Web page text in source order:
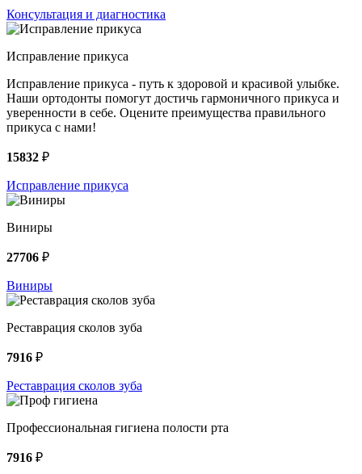
Консультация и диагностика
Исправление прикуса
Исправление прикуса - путь к здоровой и красивой улыбке.
Наши ортодонты помогут достичь гармоничного прикуса и
уверенности в себе. Оцените преимущества правильного
прикуса с нами!
15832 ₽
Исправление прикуса
Виниры
27706 ₽
Виниры
Реставрация сколов зуба
7916 ₽
Реставрация сколов зуба
Профессиональная гигиена полости рта
7916 ₽